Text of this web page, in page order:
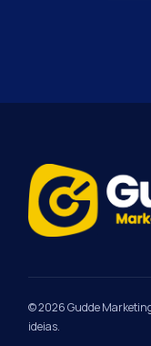
© 2026 Gudde
ideias.